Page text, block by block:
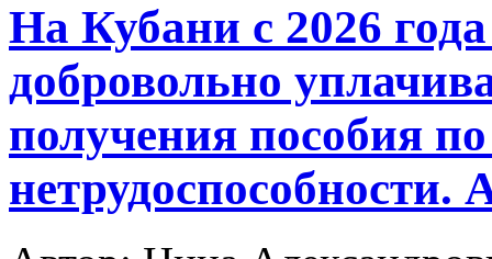
На Кубани с 2026
добровольно
получения пособия
нетрудоспособности.